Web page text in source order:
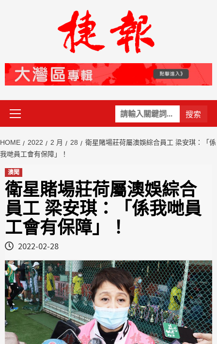
關
鍵
Primary
Menu
HOME 2022 2 月 28
衛星賭場莊荷屬澳娛綜合員工 梁安琪：「係
我哋員工會有保障」！
澳聞
衛星賭場莊荷屬澳娛綜合
員工 梁安琪：「係我哋員
工會有保障」！
2022-02-28